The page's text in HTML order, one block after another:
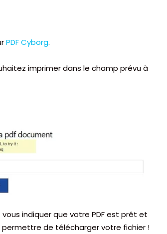
PDF Cyborg.
imprimer dans le champ prévu à
indiquer que votre PDF est prêt et
permettre de télécharger votre fichier !